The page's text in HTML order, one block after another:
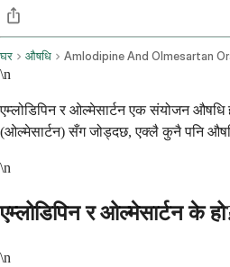
घर औषधि Amlodipine And Olmesartan
\n
एम्लोडिपिन र ओल्मेसार्टन एक संयोजन औषधि
(ओल्मेसार्टन) सँग जोड्दछ, एक्लै कुनै पनि
\n
एम्लोडिपिन र ओल्मेसार्टन के
\n